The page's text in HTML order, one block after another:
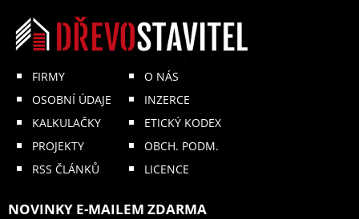
FIRMY
OSOBNÍ ÚDAJE
KALKULAČKY
PROJEKTY
RSS ČLÁNKŮ
O NÁS
INZERCE
ETICKÝ KODEX
OBCH. PODM.
LICENCE
NOVINKY E-MAILEM ZDARMA